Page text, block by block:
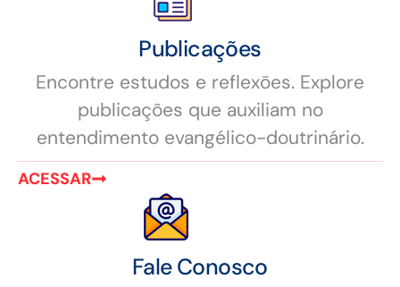
Publicações
Encontre estudos e reflexões. Explore
publicações que auxiliam no
entendimento evangélico-doutrinário.
ACESSAR
Fale Conosco